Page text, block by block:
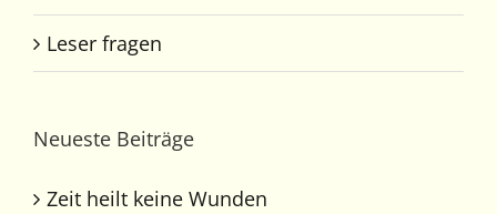
Leser fragen
Neueste Beiträge
Zeit heilt keine Wunden